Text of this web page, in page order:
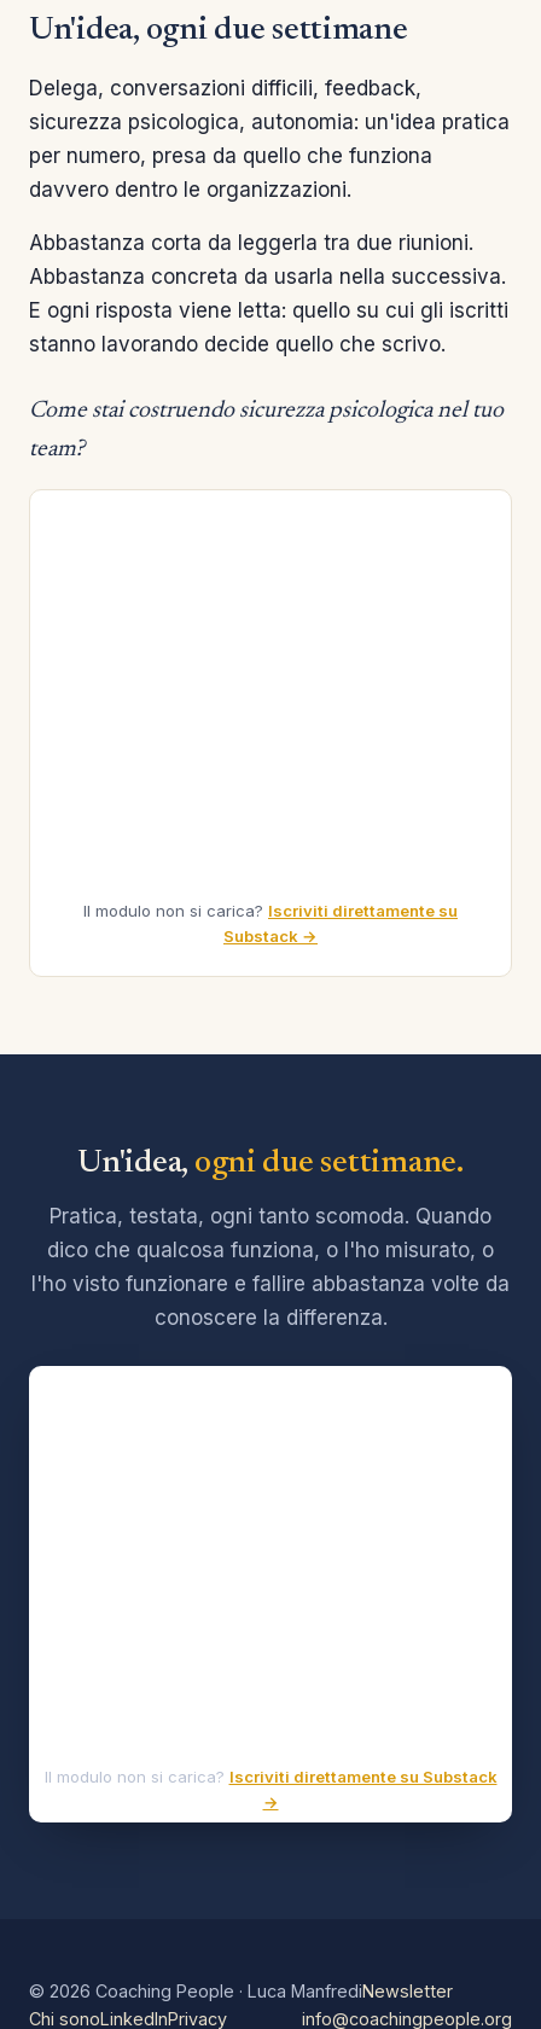
Un'idea, ogni due settimane
Delega, conversazioni difficili, feedback,
sicurezza psicologica, autonomia: un'idea pratica
per numero, presa da quello che funziona
davvero dentro le organizzazioni.
Abbastanza corta da leggerla tra due riunioni.
Abbastanza concreta da usarla nella successiva.
E ogni risposta viene letta: quello su cui gli iscritti
stanno lavorando decide quello che scrivo.
Come stai costruendo sicurezza psicologica nel tuo
team?
Il modulo non si carica? Iscriviti direttamente su
Substack →
Un'idea, ogni due settimane.
Pratica, testata, ogni tanto scomoda. Quando
dico che qualcosa funziona, o l'ho misurato, o
l'ho visto funzionare e fallire abbastanza volte da
conoscere la differenza.
Il modulo non si carica? Iscriviti direttamente su Substack
→
© 2026 Coaching People · Luca ManfrediNewsletter
Chi sonoLinkedInPrivacy info@coachingpeople.org